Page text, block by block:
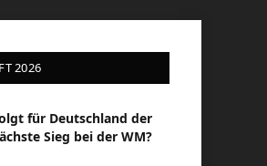
2026
für Deutschland der
Sieg bei der WM?